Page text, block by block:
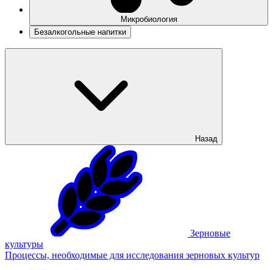
Микробиология
Безалкогольные напитки
Назад
Зерновые
культуры
Процессы, необходимые для исследования зерновых культур